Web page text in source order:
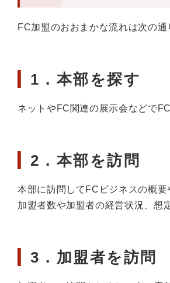
FC加盟のおおまかな流れは次の通
1．本部を探す
ネットやFC関連の展示会などで
2．本部を訪問
本部に訪問してFCビジネスの概要
加盟者数や加盟者の経営状況、想
3．加盟者を訪問